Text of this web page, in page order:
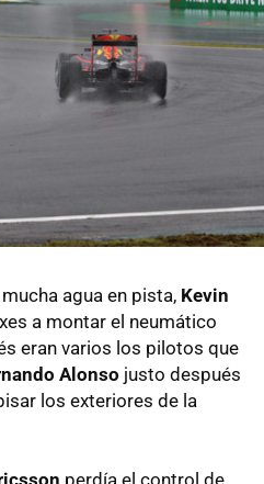
agua en pista, Kevin
a montar el neumático
eran varios los pilotos que
Alonso justo después
los exteriores de la